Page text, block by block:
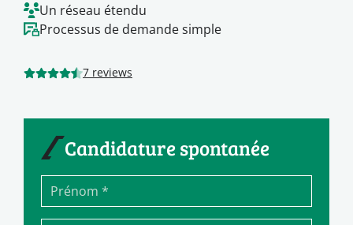
Candidature spontanée
Un réseau étendu
Processus de demande simple
7 reviews